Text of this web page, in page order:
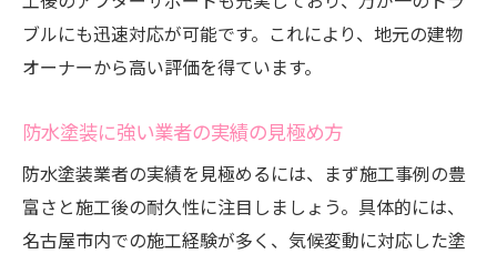
ブルにも迅速対応が可能です。これにより、地元の建物
オーナーから高い評価を得ています。
防水塗装に強い業者の実績の見極め方
防水塗装業者の実績を見極めるには、まず施工事例の豊
富さと施工後の耐久性に注目しましょう。具体的には、
名古屋市内での施工経験が多く、気候変動に対応した塗